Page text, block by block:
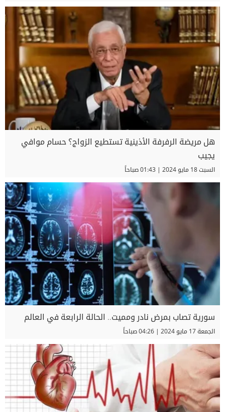
هل مريضة الرفرفة الأذينية تستطيع الزواج؟ حسام موافي
يجيب
السبت 18 مايو 2024 | 01:43 صباحاً
سورية تصاب بمرض نادر ومميت.. الحالة الرابعة في العالم
الجمعة 17 مايو 2024 | 04:26 صباحاً